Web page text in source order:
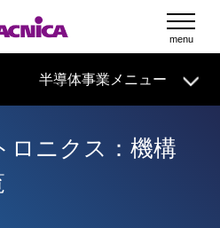
半導体事業メニュー
サポート
ロニクス：機構